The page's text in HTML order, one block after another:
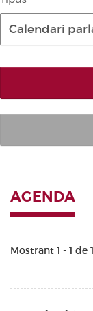
Diari de la
Informe BOC
Anuari
Calendari
AGENDA
Mostrant 1 - 1 de